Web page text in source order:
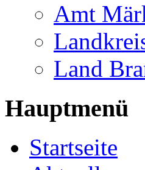
Amt
Land
Hauptmenü
Startseite